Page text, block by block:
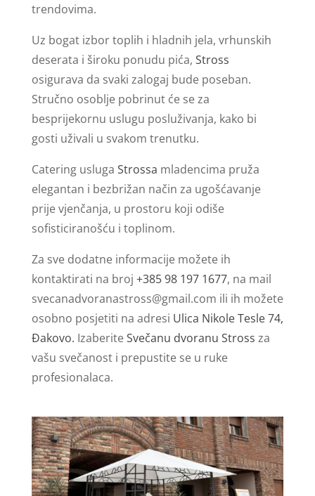
trendovima.
Uz bogat izbor toplih i hladnih jela, vrhunskih
deserata i široku ponudu pića, Stross
osigurava da svaki zalogaj bude poseban.
Stručno osoblje pobrinut će se za
besprijekornu uslugu posluživanja, kako bi
gosti uživali u svakom trenutku.
Catering usluga Strossa mladencima pruža
elegantan i bezbrižan način za ugošćavanje
prije vjenčanja, u prostoru koji odiše
sofisticiranošću i toplinom.
Za sve dodatne informacije možete ih
kontaktirati na broj +385 98 197 1677, na mail
svecanadvoranastross@gmail.com ili ih možete
osobno posjetiti na adresi Ulica Nikole Tesle 74,
Đakovo. IzaberiteSvečanu dvoranu Stross za
vašu svečanost i prepustite se u ruke
profesionalaca.